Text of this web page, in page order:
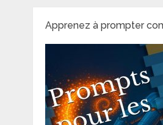
Apprenez à prompter